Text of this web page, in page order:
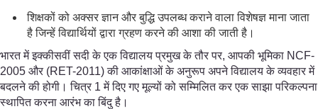
शिक्षकों को अक्सर ज्ञान और बुद्धि उपलब्ध कराने वाला विशेषज्ञ माना जाता
है जिन्हें विद्यार्थियों द्वारा ग्रहण करने की आशा की जाती है।
भारत में इक्कीसवीं सदी के एक विद्यालय प्रमुख के तौर पर, आपकी भूमिका NCF-
2005 और (RET-2011) की आकांक्षाओं के अनुरूप अपने विद्यालय के व्यवहार में
बदलने की होगी। चित्र 1 में दिए गए मूल्यों को सम्मिलित कर एक साझा परिकल्पना
स्थापित करना आरंभ का बिंदु है।